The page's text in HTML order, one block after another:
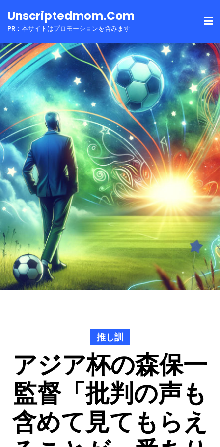
toUnscriptedmom.com
PR：本サイトはプロモーションを含みます
推し訓
アジア杯の森保一
監督「批判の声も
含めて見てもらえ